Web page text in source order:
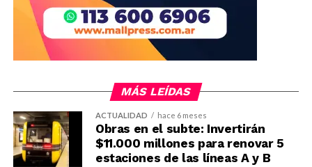
MÁS LEÍDAS
ACTUALIDAD hace 6 meses
Obras en el subte: Invertirán
$11.000 millones para renovar 5
estaciones de las líneas A y B